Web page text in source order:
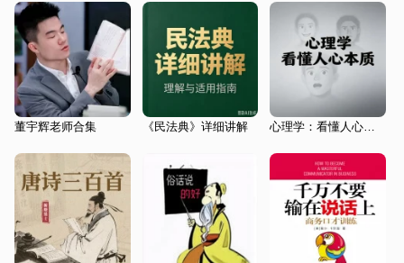
董宇辉老师合集 《民法典》详细讲解 心理学：看懂人心本质